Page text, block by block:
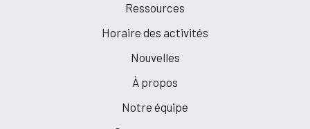
Ressources
Horaire des activités
Nouvelles
À propos
Notre équipe